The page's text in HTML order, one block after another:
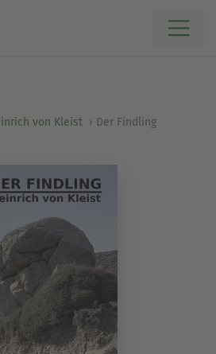
von Kleist Der Findling